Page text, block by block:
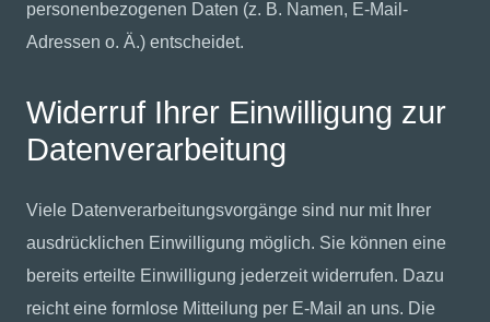
personenbezogenen Daten (z. B. Namen, E-Mail-
Adressen o. Ä.) entscheidet.
Widerruf Ihrer Einwilligung zur
Datenverarbeitung
Viele Datenverarbeitungsvorgänge sind nur mit Ihrer
ausdrücklichen Einwilligung möglich. Sie können eine
bereits erteilte Einwilligung jederzeit widerrufen. Dazu
reicht eine formlose Mitteilung per E-Mail an uns. Die